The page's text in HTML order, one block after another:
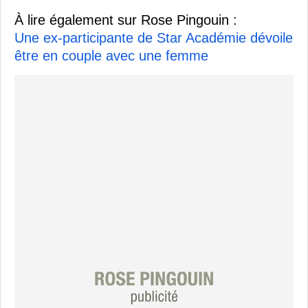
À lire également sur Rose Pingouin :
Une ex-participante de Star Académie dévoile
être en couple avec une femme